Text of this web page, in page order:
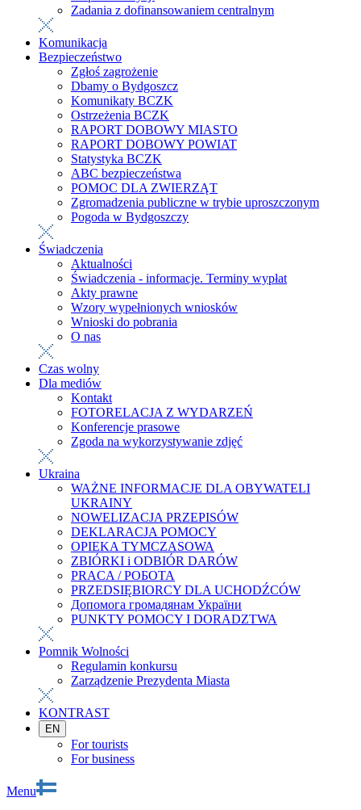
Zadania z dofinansowaniem centralnym
Komunikacja
Bezpieczeństwo
Zgłoś zagrożenie
Dbamy o Bydgoszcz
Komunikaty BCZK
Ostrzeżenia BCZK
RAPORT DOBOWY MIASTO
RAPORT DOBOWY POWIAT
Statystyka BCZK
ABC bezpieczeństwa
POMOC DLA ZWIERZĄT
Zgromadzenia publiczne w trybie uproszczonym
Pogoda w Bydgoszczy
Świadczenia
Aktualności
Świadczenia - informacje. Terminy wypłat
Akty prawne
Wzory wypełnionych wniosków
Wnioski do pobrania
O nas
Czas wolny
Dla mediów
Kontakt
FOTORELACJA Z WYDARZEŃ
Konferencje prasowe
Zgoda na wykorzystywanie zdjęć
Ukraina
WAŻNE INFORMACJE DLA OBYWATELI
UKRAINY
NOWELIZACJA PRZEPISÓW
DEKLARACJA POMOCY
OPIEKA TYMCZASOWA
ZBIÓRKI i ODBIÓR DARÓW
PRACA / РОБОТА
PRZEDSIĘBIORCY DLA UCHODŹCÓW
Допомога громадянам України
PUNKTY POMOCY I DORADZTWA
Pomnik Wolności
Regulamin konkursu
Zarządzenie Prezydenta Miasta
KONTRAST
EN
For tourists
For business
Menu